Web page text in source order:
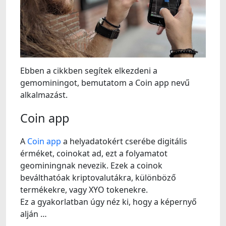
Ebben a cikkben segítek elkezdeni a
gemominingot, bemutatom a Coin app nevű
alkalmazást.
Coin app
A Coin app a helyadatokért cserébe digitális
érméket, coinokat ad, ezt a folyamatot
geominingnak nevezik. Ezek a coinok
beválthatóak kriptovalutákra, különböző
termékekre, vagy XYO tokenekre.
Ez a gyakorlatban úgy néz ki, hogy a képernyő
alján …